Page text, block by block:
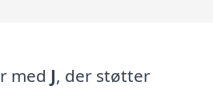
med J, der støtter